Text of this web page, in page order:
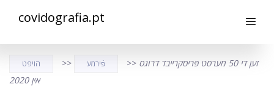
covidografia.pt
הויפּט >> פֿירמע >> זען די 50 מערסט פּריסקרייבד דרוגס
אין 2020